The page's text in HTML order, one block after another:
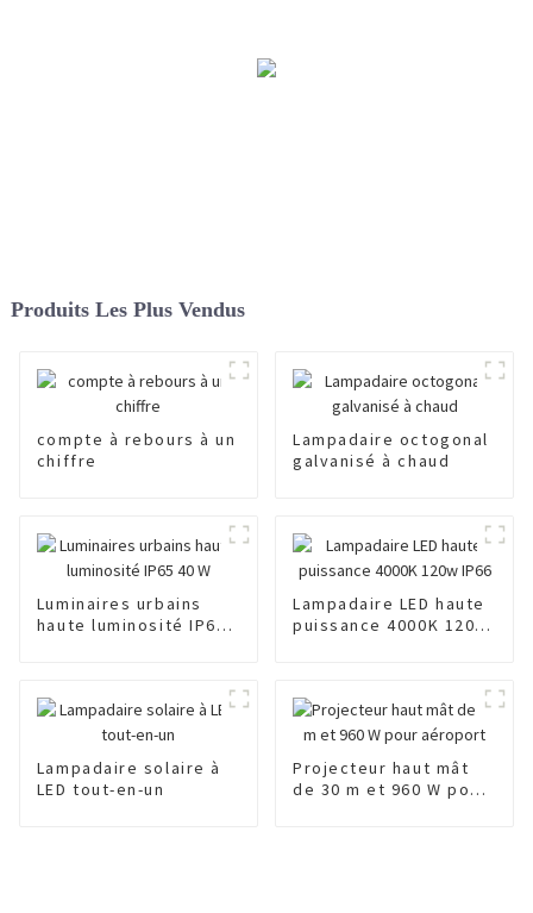
Produits Les Plus Vendus
compte à rebours à un
chiffre
Lampadaire octogonal
galvanisé à chaud
Luminaires urbains
haute luminosité IP65
Lampadaire LED haute
puissance 4000K 120w
Lampadaire solaire à
LED tout-en-un
Projecteur haut mât
de 30 m et 960 W pour